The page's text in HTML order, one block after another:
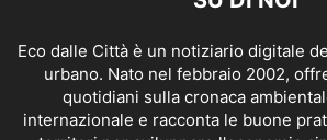
Eco dalle Città è un notiziario digitale
urbano. Nato nel febbraio 2002,
quotidiani sulla cronaca
internazionale e racconta le buone